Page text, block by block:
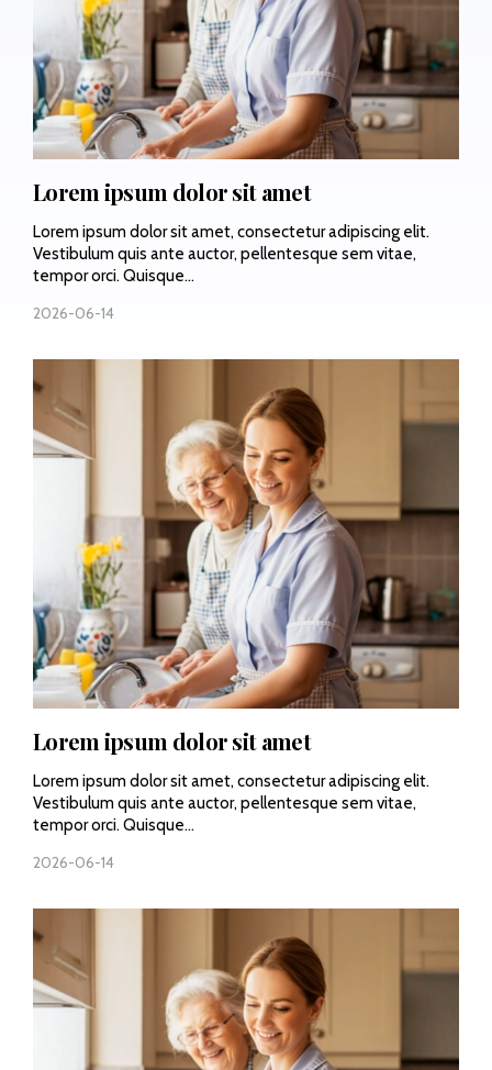
Lorem ipsum dolor sit amet
Lorem ipsum dolor sit amet, consectetur adipiscing elit.
Vestibulum quis ante auctor, pellentesque sem vitae,
tempor orci. Quisque...
2026-06-14
Lorem ipsum dolor sit amet
Lorem ipsum dolor sit amet, consectetur adipiscing elit.
Vestibulum quis ante auctor, pellentesque sem vitae,
tempor orci. Quisque...
2026-06-14